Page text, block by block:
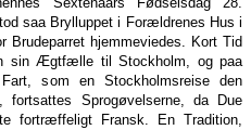
saa Brylluppet i Forældrenes Hus i
Brudeparret hjemmeviedes. Kort Tid
sin Ægtfælle til Stockholm, og paa
som en Stockholmsreise den
fortsattes Sprogøvelserne, da Due
fortræffeligt Fransk. En Tradition,